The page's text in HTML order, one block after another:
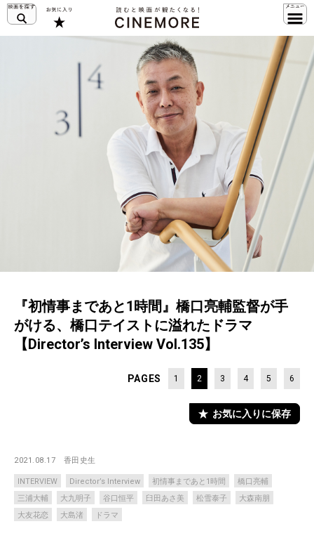
『初情事まであと1時間』橋口亮輔監督が手
がける、橋口テイストに溢れたドラマ
【Director’s Interview Vol.135】
PAGES 1 2 3 4 5 6
お気に入りに保存
2021.08.17 香田史生
INTERVIEW Director’s Interview 初情事まであと1時間
橋口亮輔
三浦大輔
大九明子 谷口恒平 臼田あさ美 松雪泰子
大森南朋
大友花恋
大島渚 ドラマ